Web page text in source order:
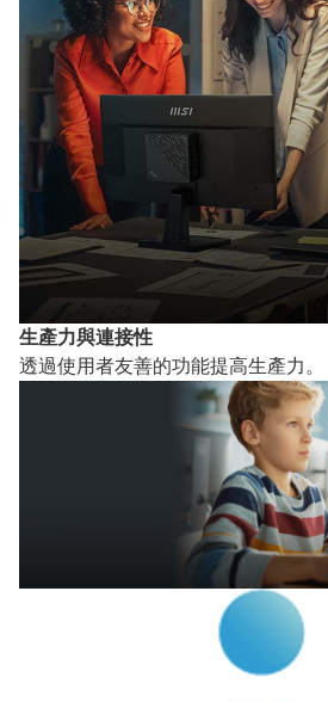
生產力與連接性
透過使用者友善的功能提高生產力。